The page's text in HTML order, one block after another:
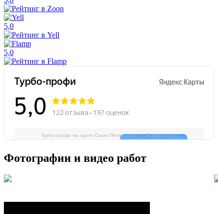
5,0
5,0
Турбо-профи на карте Санкт‑Петербурга — Яндекс Карты
Фотографии и видео работ